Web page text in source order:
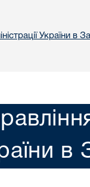
України в
в